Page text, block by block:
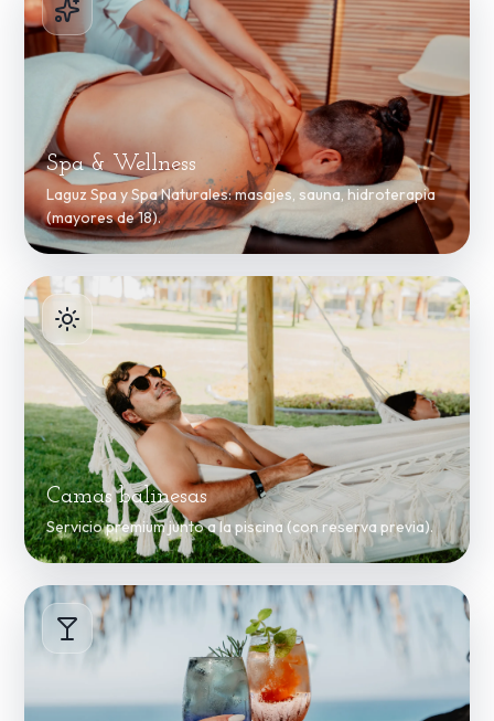
Spa & Wellness
Laguz Spa y Spa Naturales: masajes, sauna, hidroterapia
(mayores de 18).
Camas balinesas
Servicio premium junto a la piscina (con reserva previa).